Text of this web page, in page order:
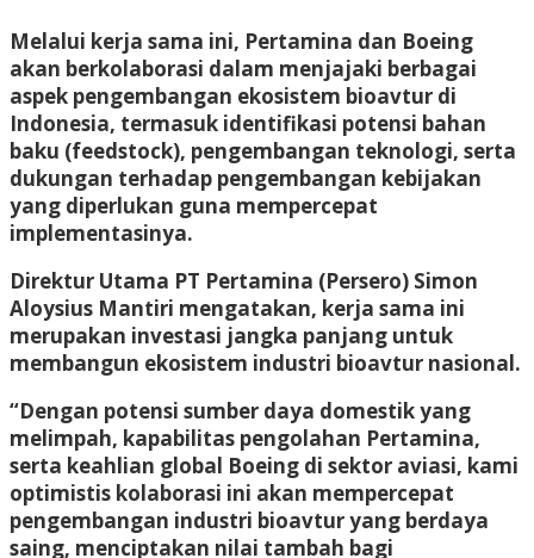
Melalui kerja sama ini, Pertamina dan Boeing
akan berkolaborasi dalam menjajaki berbagai
aspek pengembangan ekosistem bioavtur di
Indonesia, termasuk identifikasi potensi bahan
baku (feedstock), pengembangan teknologi, serta
dukungan terhadap pengembangan kebijakan
yang diperlukan guna mempercepat
implementasinya.
Direktur Utama PT Pertamina (Persero) Simon
Aloysius Mantiri mengatakan, kerja sama ini
merupakan investasi jangka panjang untuk
membangun ekosistem industri bioavtur nasional.
“Dengan potensi sumber daya domestik yang
melimpah, kapabilitas pengolahan Pertamina,
serta keahlian global Boeing di sektor aviasi, kami
optimistis kolaborasi ini akan mempercepat
pengembangan industri bioavtur yang berdaya
saing, menciptakan nilai tambah bagi